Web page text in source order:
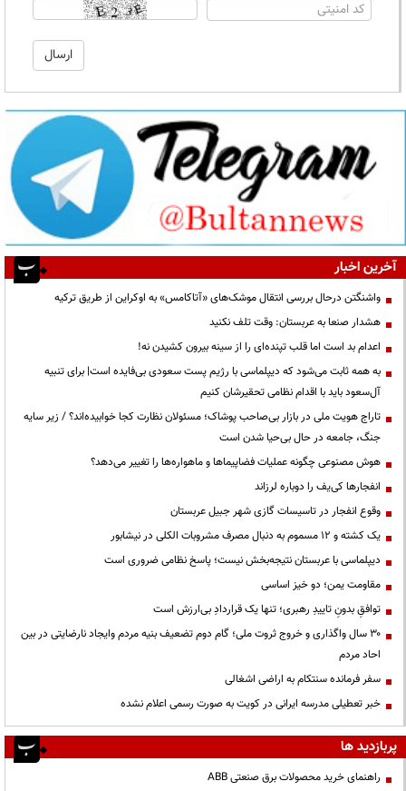
آخرین اخبار
واشنگتن درحال بررسی انتقال موشک‌های «آتاکامس» به اوکراین از طریق ترکیه
هشدار صنعا به عربستان: وقت تلف نکنید
اعدام بد است اما قلب تپنده‌ای را از سینه بیرون کشیدن نه!
به همه ثابت می‌شود که دیپلماسی با رژیم پست سعودی بی‌فایده است| برای تنبیه
آل‌سعود باید با اقدام نظامی تحقیرشان کنیم
تاراج هویت ملی در بازار بی‌صاحب پوشاک؛ مسئولان نظارت کجا خوابیده‌اند؟ / زیر سایه
جنگ، جامعه در حال بی‌حیا شدن است
هوش مصنوعی چگونه عملیات فضاپیماها و ماهواره‌ها را تغییر می‌دهد؟
انفجارها کی‌یف را دوباره لرزاند
وقوع انفجار در تاسیسات گازی شهر جبیل عربستان
یک کشته و ۱۲ مسموم به دنبال مصرف مشروبات الکلی در نیشابور
دیپلماسی با عربستان نتیجه‌بخش نیست؛ پاسخ نظامی ضروری است
مقاومت یمن؛ دو خیز اساسی
توافقِ بدونِ تاییدِ رهبری؛ تنها یک قراردادِ بی‌ارزش است
۳۰ سال واگذاری و خروج ثروت ملی؛ گام دوم تضعیف بنیه مردم وایجاد نارضایتی در بین
احاد مردم
سفر فرمانده سنتکام به اراضی اشغالی
خبر تعطیلی مدرسه ایرانی در کویت به صورت رسمی اعلام نشده
پربازدید ها
راهنمای خرید محصولات برق صنعتی ABB